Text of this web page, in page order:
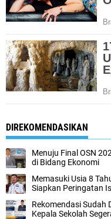
DIREKOMENDASIKAN
Menuju Final OSN
di Bidang Ekonomi
Memasuki Usia 8
Siapkan Peringatan
Rekomendasi Sudah
Kepala Sekolah